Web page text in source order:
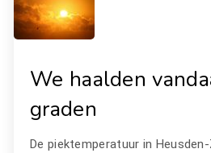
We haalden
graden
De piektemperatuur in